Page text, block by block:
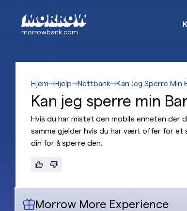
hovedinnhold
morrowbank.com
Hjem Hjelp Nettbank Kan Jeg Sperre Min
Kan jeg sperre min
Hvis du har mistet den mobile enheten der
samme gjelder hvis du har vært offer for et
din for å sperre den.
Morrow More Experience